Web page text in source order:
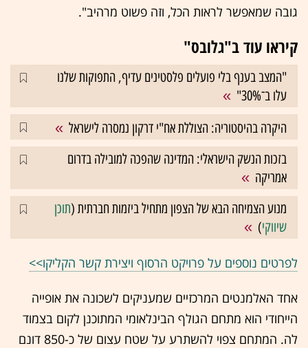
גובה שמאפשר לראות הכל, וזה פשוט מרהיב".
קיראו עוד ב"גלובס"
"המצב בענף בלי פועלים פלסטינים עדיף, התפוקות שלנו
עלו ב־30%"
היקרה בהיסטוריה: הצוללת אח"י דרקון נמסרה לישראל
בזכות הנשק הישראלי: המדינה שהפכה למובילה בדרום
אמריקה
מנוע הצמיחה הבא של הצפון מתחיל ביזמות חברתית (תוכן
שיווקי)
לפרטים נוספים על פרויקט הרסוף ויצירת קשר הקליקו>>
אחד האלמנטים המרכזיים שמעניקים לשכונה את אופייה
הייחודי הוא מתחם הגולף הבינלאומי המתוכנן לקום בצמוד
לה. המתחם צפוי להשתרע על שטח עצום של כ-850 דונם